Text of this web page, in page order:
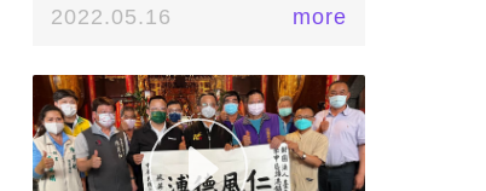
2022.05.16
more